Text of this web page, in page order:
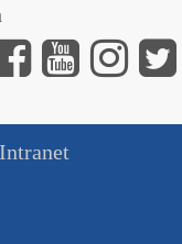
Intranet